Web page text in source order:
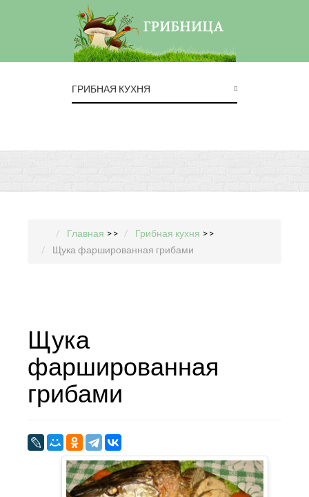
ГРИБНАЯ КУХНЯ
Главная >> Грибная кухня >>
Щука фаршированная грибами
Щука
фаршированная
грибами